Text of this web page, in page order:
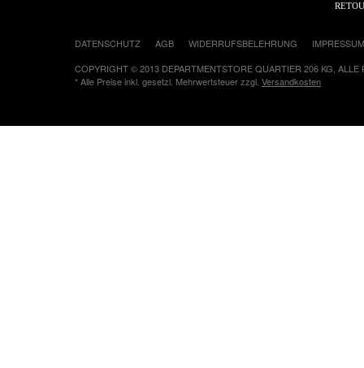
DATENSCHUTZ AGB WIDERRUFSBELEHRUNG
IMPRESSUM
COPYRIGHT © 2013 DEPARTMENTSTORE QUARTIER 206 KG, ALLE
* Alle Preise inkl. gesetzl. Mehrwertsteuer zzgl. Versandkosten